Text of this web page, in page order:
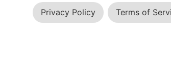
Privacy Policy Terms of